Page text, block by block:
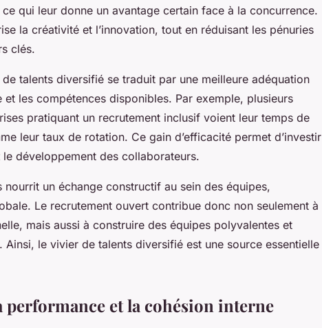
qui leur donne un avantage certain face à la concurrence.
la créativité et l’innovation, tout en réduisant les pénuries
clés.
de talents diversifié se traduit par une meilleure adéquation
et les compétences disponibles. Par exemple, plusieurs
pratiquant un recrutement inclusif voient leur temps de
leur taux de rotation. Ce gain d’efficacité permet d’investir
développement des collaborateurs.
un échange constructif au sein des équipes,
Le recrutement ouvert contribue donc non seulement à
mais aussi à construire des équipes polyvalentes et
le vivier de talents diversifié est une source essentielle
performance et la cohésion interne